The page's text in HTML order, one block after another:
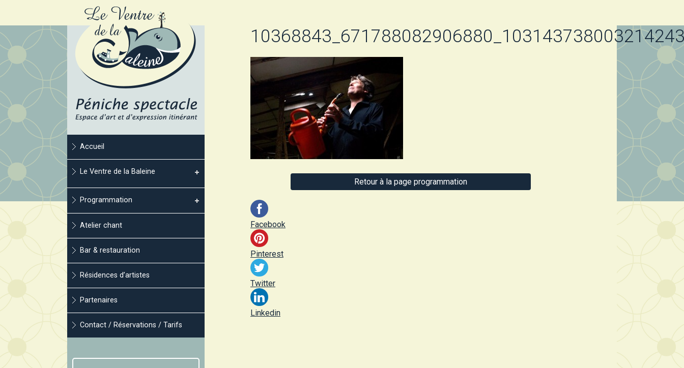
Accueil
Le Ventre de la Baleine
Programmation
Atelier chant
Bar & restauration
Résidences d’artistes
Partenaires
Contact / Réservations / Tarifs
Retour à la page programmation
Facebook
Pinterest
Twitter
Linkedin